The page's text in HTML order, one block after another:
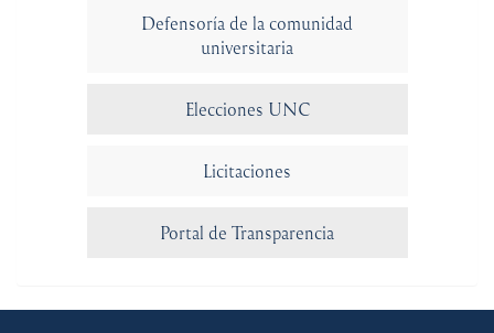
Defensoría de la comunidad
universitaria
Elecciones UNC
Licitaciones
Portal de Transparencia